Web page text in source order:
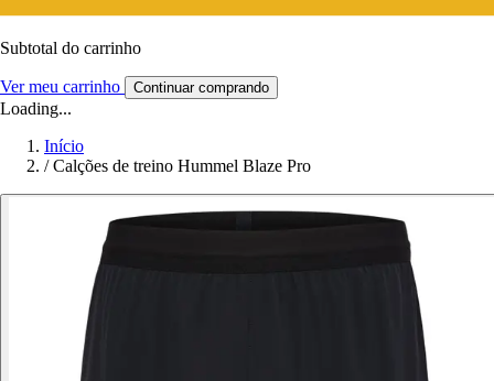
Subtotal do carrinho
Ver meu carrinho Continuar comprando
Loading...
Início
/ Calções de treino Hummel Blaze Pro